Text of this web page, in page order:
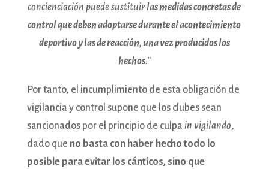
concienciación puede sustituirlas medidas concretas de
control que deben adoptarse durante el acontecimiento
deportivo y las de reacción, una vez producidos los
hechos.”
Por tanto, el incumplimiento de esta obligación de
vigilancia y control supone que los clubes sean
sancionados por el principio de culpa in vigilando,
dado que no basta con haber hecho todo lo
posible para evitar los cánticos, sino que